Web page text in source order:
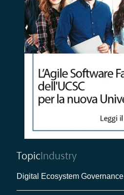
TopicIndustry
Digital Ecosystem Governance